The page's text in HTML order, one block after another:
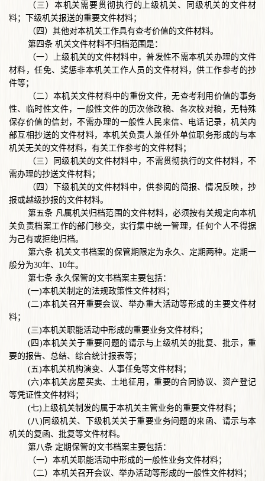
（三）本机关需要贯彻执行的上级机关、同级机关的文件材
料；下级机关报送的重要文件材料；
（四）其他对本机关工作具有查考价值的文件材料。
第四条 机关文件材料不归档范围是：
（一）上级机关的文件材料中，普发性不需本机关办理的文件
材料，任免、奖惩非本机关工作人员的文件材料，供工作参考的抄
件等；
（二）本机关文件材料中的重份文件，无查考利用价值的事务
性、临时性文件，一般性文件的历次修改稿、各次校对稿，无特殊
保存价值的信封，不需办理的一般性人民来信、电话记录，机关内
部互相抄送的文件材料，本机关负责人兼任外单位职务形成的与本
机关无关的文件材料，有关工作参考的文件材料；
（三）同级机关的文件材料中，不需贯彻执行的文件材料，不
需办理的抄送文件材料；
（四）下级机关的文件材料中，供参阅的简报、情况反映，抄
报或越级抄报的文件材料。
第五条 凡属机关归档范围的文件材料，必须按有关规定向本机
关负责档案工作的部门移交，实行集中统一管理，任何个人不得据
为己有或拒绝归档。
第六条 机关文书档案的保管期限定为永久、定期两种。定期一
般分为30年、10年。
第七条 永久保管的文书档案主要包括：
(一)本机关制定的法规政策性文件材料；
(二)本机关召开重要会议、举办重大活动等形成的主要文件材
料；
(三)本机关职能活动中形成的重要业务文件材料；
(四)本机关关于重要问题的请示与上级机关的批复、批示，重
要的报告、总结、综合统计报表等；
(五)本机关机构演变、人事任免等文件材料；
(六)本机关房屋买卖、土地征用，重要的合同协议、资产登记
等凭证性文件材料；
(七)上级机关制发的属于本机关主管业务的重要文件材料；
(八)同级机关、下级机关关于重要业务问题的来函、请示与本
机关的复函、批复等文件材料。
第八条 定期保管的文书档案主要包括：
（一）本机关职能活动中形成的一般性业务文件材料；
（二）本机关召开会议、举办活动等形成的一般性文件材料；